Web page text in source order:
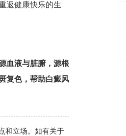
返健康快乐的生
血液与脏腑，源根
复色，帮助白癜风
和立场。如有关于